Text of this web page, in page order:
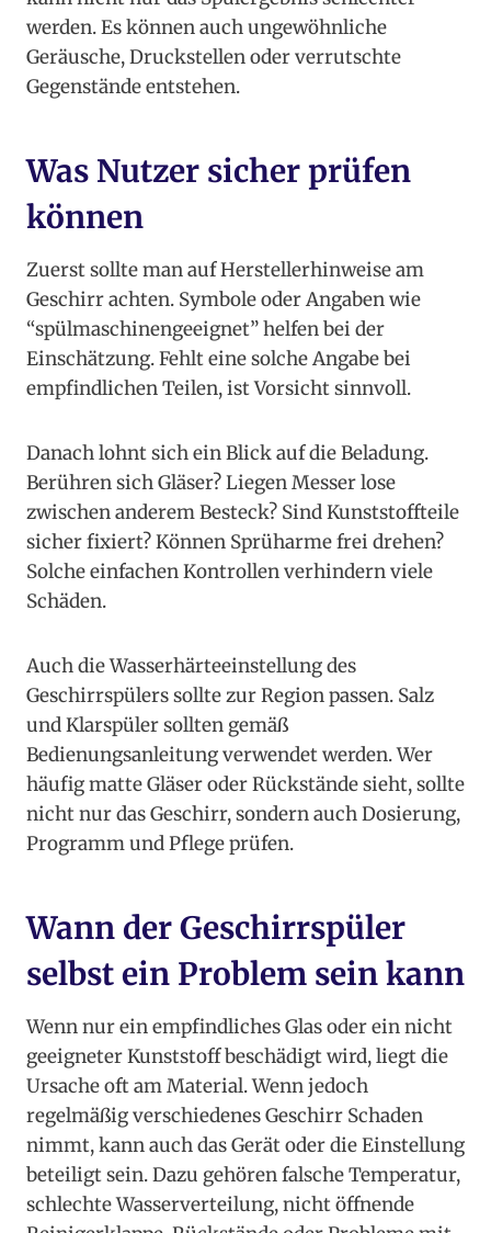
werden. Es können auch ungewöhnliche
Geräusche, Druckstellen oder verrutschte
Gegenstände entstehen.
Was Nutzer sicher prüfen
können
Zuerst sollte man auf Herstellerhinweise am
Geschirr achten. Symbole oder Angaben wie
“spülmaschinengeeignet” helfen bei der
Einschätzung. Fehlt eine solche Angabe bei
empfindlichen Teilen, ist Vorsicht sinnvoll.
Danach lohnt sich ein Blick auf die Beladung.
Berühren sich Gläser? Liegen Messer lose
zwischen anderem Besteck? Sind Kunststoffteile
sicher fixiert? Können Sprüharme frei drehen?
Solche einfachen Kontrollen verhindern viele
Schäden.
Auch die Wasserhärteeinstellung des
Geschirrspülers sollte zur Region passen. Salz
und Klarspüler sollten gemäß
Bedienungsanleitung verwendet werden. Wer
häufig matte Gläser oder Rückstände sieht, sollte
nicht nur das Geschirr, sondern auch Dosierung,
Programm und Pflege prüfen.
Wann der Geschirrspüler
selbst ein Problem sein kann
Wenn nur ein empfindliches Glas oder ein nicht
geeigneter Kunststoff beschädigt wird, liegt die
Ursache oft am Material. Wenn jedoch
regelmäßig verschiedenes Geschirr Schaden
nimmt, kann auch das Gerät oder die Einstellung
beteiligt sein. Dazu gehören falsche Temperatur,
schlechte Wasserverteilung, nicht öffnende